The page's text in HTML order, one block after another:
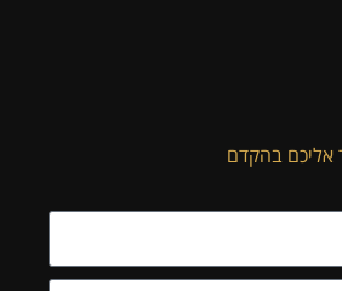
אליכם בהקדם